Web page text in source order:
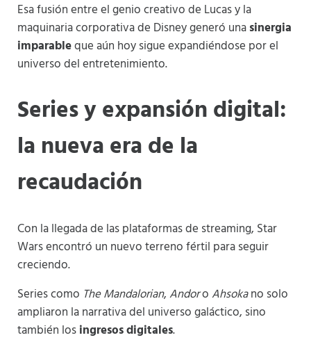
Esa fusión entre el genio creativo de Lucas y la
maquinaria corporativa de Disney generó unasinergia
imparableque aún hoy sigue expandiéndose por el
universo del entretenimiento.
Series y expansión digital:
la nueva era de la
recaudación
Con la llegada de las plataformas de streaming, Star
Wars encontró un nuevo terreno fértil para seguir
creciendo.
Series como The Mandalorian,AndoroAhsokano solo
ampliaron la narrativa del universo galáctico, sino
también losingresos digitales.